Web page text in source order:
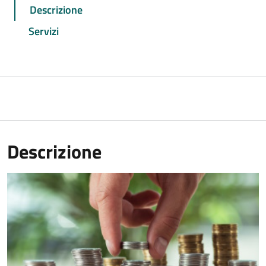
Descrizione
Servizi
Descrizione